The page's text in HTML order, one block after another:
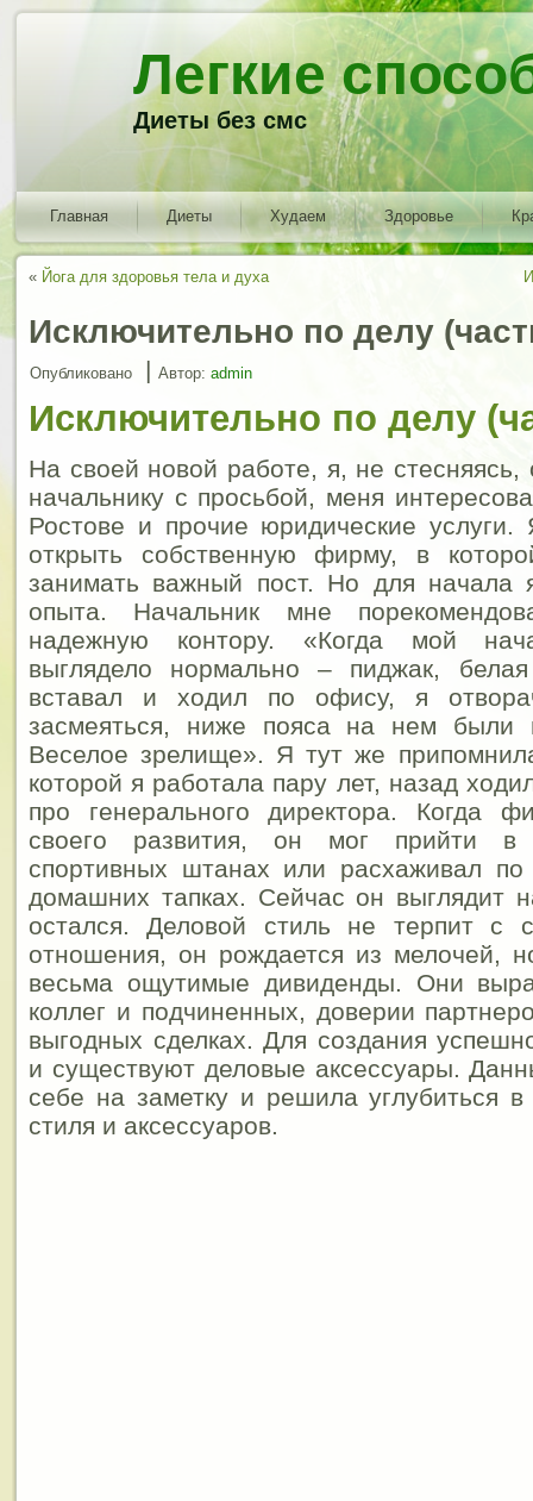
Легкие
Диеты без смс
Главная Диеты Худаем Здоровье
« Йога для здоровья тела и духа
Исключительно по делу
Опубликовано | Автор: admin
Исключительно по делу
На своей новой работе, я, не стесняясь,
начальнику с просьбой, меня
Ростове и прочие юридические
открыть собственную фирму, в
занимать важный пост. Но для начала
опыта. Начальник мне
надежную контору. «Когда мой
выглядело нормально – пиджак,
вставал и ходил по офису, я
засмеяться, ниже пояса на нем были
Веселое зрелище». Я тут же
которой я работала пару лет, назад
про генерального директора. Когда
своего развития, он мог прийти в
спортивных штанах или расхаживал
домашних тапках. Сейчас он выглядит
остался. Деловой стиль не терпит с
отношения, он рождается из мелочей,
весьма ощутимые дивиденды. Они
коллег и подчиненных, доверии
выгодных сделках. Для создания
и существуют деловые аксессуары.
себе на заметку и решила углубиться в
стиля и аксессуаров.